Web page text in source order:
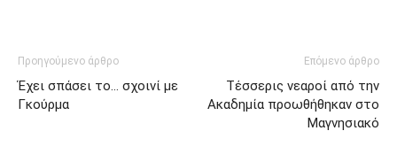
Προηγούμενο άρθρο
Έχει σπάσει το… σχοινί με
Γκούρμα
Επόμενο άρθρο
Τέσσερις νεαροί από την
Ακαδημία προωθήθηκαν στο
Μαγνησιακό